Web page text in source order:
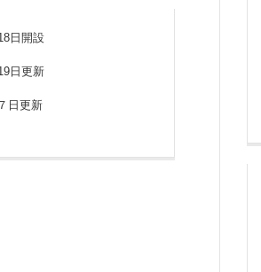
日開設
日更新
日更新